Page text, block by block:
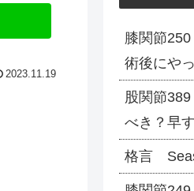
2023.11.19
膝関節
術後にや
股関節
べき？早
格言